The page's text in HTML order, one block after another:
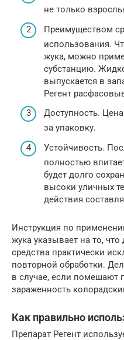
не только
Преимуществом
использования.
жука, можно
субстанцию.
выпускается в
Регент
Доступность.
за упаковку.
Устойчивость.
полностью
будет долго
высоки уличных
действия
Инструкция по
жука указывает на то,
средства практически
повторной обработки.
в случае, если помешают
зараженность
Как правильно
Препарат Регент